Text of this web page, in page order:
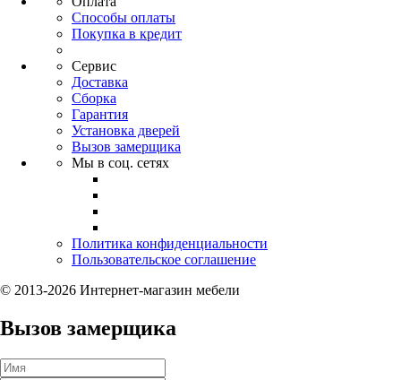
Способы оплаты
Покупка в кредит
Сервис
Доставка
Сборка
Гарантия
Установка дверей
Вызов замерщика
Мы в соц. сетях
Политика конфиденциальности
Пользовательское соглашение
© 2013-2026 Интернет-магазин мебели
Вызов замерщика